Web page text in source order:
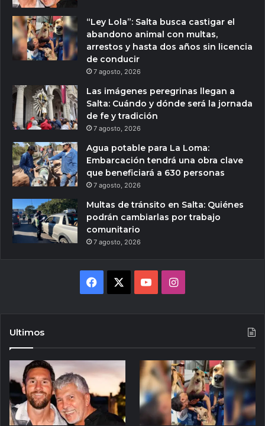
“Ley Lola”: Salta busca castigar el
abandono animal con multas,
arrestos y hasta dos años sin licencia
de conducir
7 agosto, 2026
Las imágenes peregrinas llegan a
Salta: Cuándo y dónde será la jornada
de fe y tradición
7 agosto, 2026
Agua potable para La Loma:
Embarcación tendrá una obra clave
que beneficiará a 630 personas
7 agosto, 2026
Multas de tránsito en Salta: Quiénes
podrán cambiarlas por trabajo
comunitario
7 agosto, 2026
Facebook YouTubeInstagram
Ultimos